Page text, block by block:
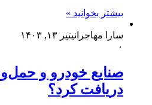
بیشتر بخوانید »
سارا مهاجرانیتیر ۱۳, ۱۴۰۳
۰
صنایع خودرو و
دریافت کرد؟